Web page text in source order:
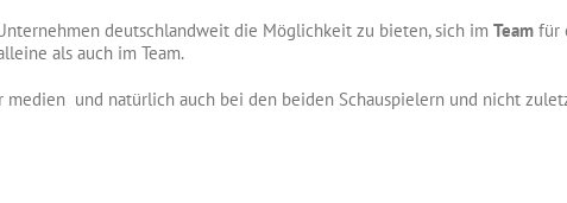
deutschlandweit die Möglichkeit zu bieten, sich im Team für
als auch im Team.
und natürlich auch bei den beiden Schauspielern und nicht